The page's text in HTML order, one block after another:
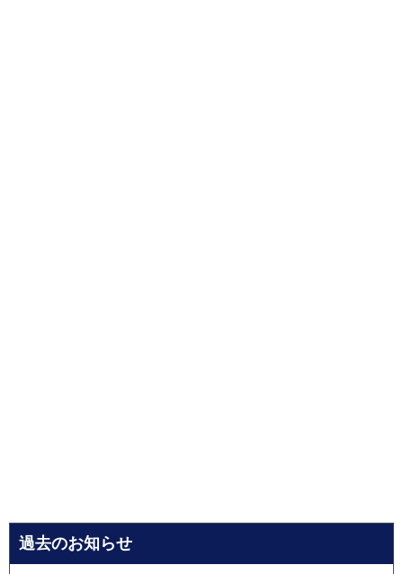
過去のお知らせ